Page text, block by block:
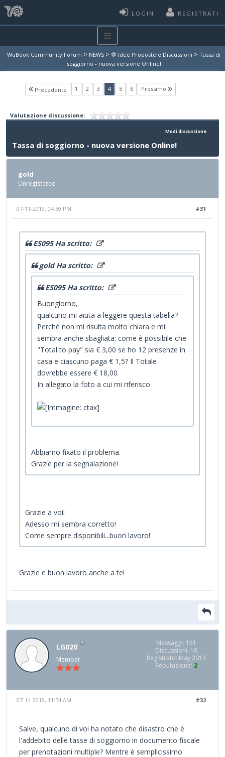
LOGIN REGISTRATI
WuBook Community Forum > NEWS > 💬 Idee Proposte e Discussioni > Tassa di
soggiorno - nuova versione Online!
Precedente 1 2 3 4(current)
5 6 Prossimo
Valutazione discussione:
Modi discussione
Tassa di soggiorno - nuova versione Online!
gold
Unregistered
#31
07-11-2019, 04:50 PM
ES095 Ha scritto:
gold Ha scritto:
ES095 Ha scritto:
Buongiorno,
qualcuno mi aiuta a leggere questa tabella?
Perchè non mi risulta molto chiara e mi
sembra anche sbagliata: come è possibile che
"Total to pay" sia € 3,00 se ho 12 presenze in
casa e ciascuno paga € 1,5? Il Totale
dovrebbe essere € 18,00
In allegato la foto a cui mi riferisco
Abbiamo fixato il problema.
Grazie per la segnalazione!
Grazie a voi!
Adesso mi sembra corretto!
Come sempre disponibili...buon lavoro!
Grazie e buon lavoro anche a te!
LG020
Member
Messaggi: 151
Discussioni: 16
Registrato: May 2013
Reputazione: 2
#32
07-14-2019, 11:54 AM
Salve, qualcuno di voi ha notato che disastro che è
l'addebito delle tasse di soggiorno in documento fiscale
per prenotazioni multiple? Mentre è semplicissimo